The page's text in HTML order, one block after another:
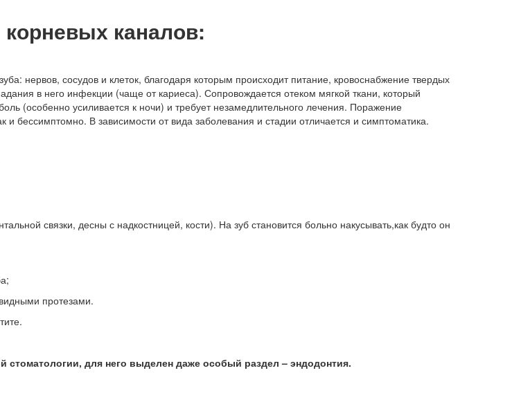
каналов:
нервов, сосудов и клеток, благодаря которым происходит питание, кровоснабжение твердых
в него инфекции (чаще от кариеса). Сопровождается отеком мягкой ткани, который
(особенно усиливается к ночи) и требует незамедлительного лечения. Поражение
и бессимптомно. В зависимости от вида заболевания и стадии отличается и симптоматика.
связки, десны с надкостницей, кости). На зуб становится больно накусывать,как будто он
протезами.
для него выделен даже особый раздел – эндодонтия.